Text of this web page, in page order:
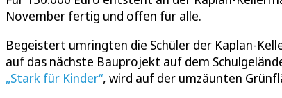
November fertig und offen für alle.
Begeistert umringten die Schüler der Kaplan-
auf das nächste Bauprojekt auf dem
„Stark für Kinder“, wird auf der umzäunten